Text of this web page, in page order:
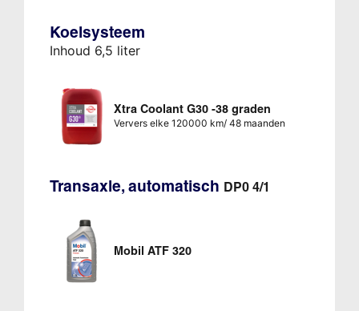
Koelsysteem
Inhoud 6,5 liter
Xtra Coolant G30 -38 graden
Ververs elke 120000 km/ 48 maanden
Transaxle, automatisch DP0 4/1
Mobil ATF 320